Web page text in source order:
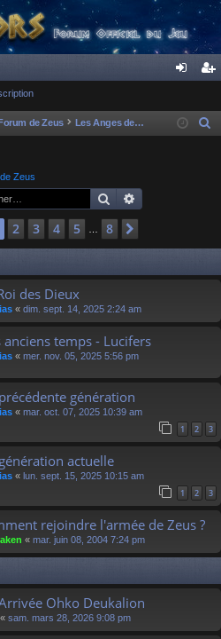
ne cri
de Zeus Les Anges de Zeus
e
Zeus
Rechercher
1sur
2 3 4 5 8
des Dieux
« dim. sept. 14, 2025 2:24 am
temps - Lucifers
« mer. nov. 05, 2025 5:56 pm
génération
« mar. oct. 07, 2025 10:39 am
1 2 3
actuelle
« lun. sept. 15, 2025 10:15 am
1 2 3
rejoindre l'armée de Zeus ?
« mar. juin 08, 2004 7:24 pm
Ohko Deukalion
« sam. mars 28, 2026 9:08 pm